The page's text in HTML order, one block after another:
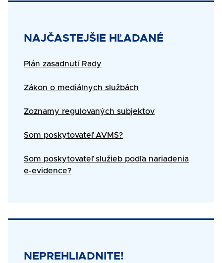
Title
NAJČASTEJŠIE HĽADANÉ
Text
Plán zasadnutí Rady
Zákon o mediálnych službách
Zoznamy regulovaných subjektov
Som poskytovateľ AVMS?
Som poskytovateľ služieb podľa nariadenia
e-evidence?
Title
NEPREHLIADNITE!